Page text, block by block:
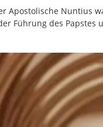
Apostolische Nuntius
Führung des